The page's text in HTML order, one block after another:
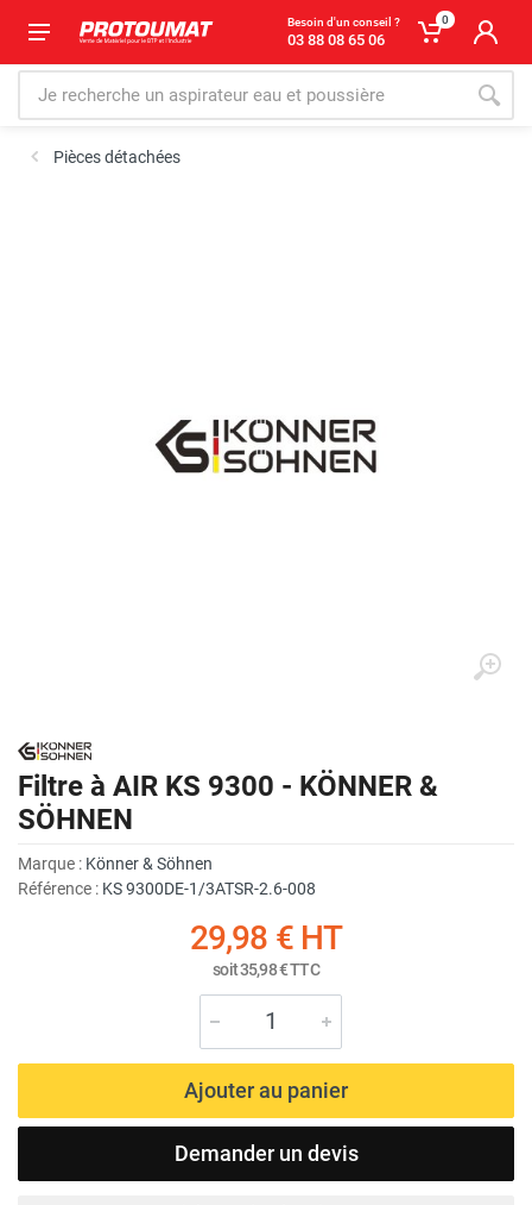
Besoin d'un conseil ?
03 88 08 65 06
0
Pièces détachées
Filtre à AIR KS 9300 - KÖNNER &
SÖHNEN
Marque : Könner & Söhnen
Référence : KS 9300DE-1/3ATSR-2.6-008
29,98 €HT
soit35,98 €TTC
Ajouter au panier
Demander un devis